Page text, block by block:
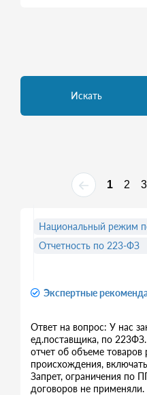
Искать
1 2 3
Экспертные
Ответ на вопрос: У нас
ед.поставщика, по
отчет об объеме товаров
происхождения,
Запрет, ограничения по
договоров не применяли.
Национальный режим
Отчетность по 223-ФЗ